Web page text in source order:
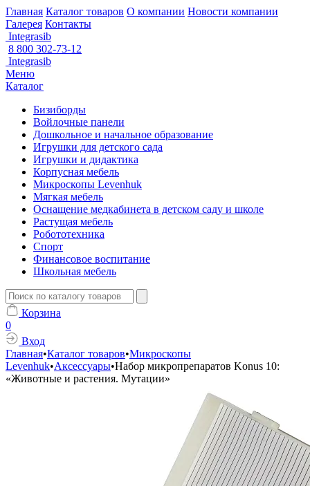
Главная Каталог товаров О компании Новости компании
Галерея Контакты
Integrasib
8 800 302-73-12
Integrasib
Меню
Каталог
Бизиборды
Войлочные панели
Дошкольное и начальное образование
Игрушки для детского сада
Игрушки и дидактика
Корпусная мебель
Микроскопы Levenhuk
Мягкая мебель
Оснащение медкабинета в детском саду и школе
Растущая мебель
Робототехника
Спорт
Финансовое воспитание
Школьная мебель
Корзина
0
Вход
Главная•Каталог товаров•Микроскопы
Levenhuk•Аксессуары•Набор микропрепаратов Konus 10:
«Животные и растения. Мутации»